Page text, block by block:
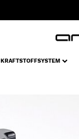
KRAFTSTOFFSYSTEM